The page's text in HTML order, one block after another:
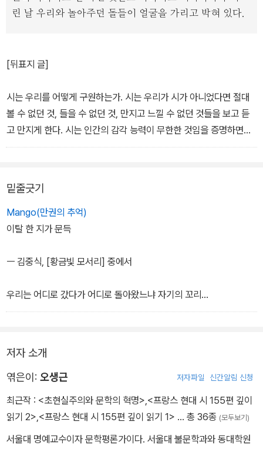
근, 조연정의 책임하에 해당 시집의 저자인 65명의 시인마다 각 2편
씩의 대표작을 골라 총 130편을 한데 묶었다.
를 불렀기 때문에 그대가 있다"의 일부를 차용하였고, 시와 함께 발문
린 날 우리와 놀아주던 돌들이 얼굴을 가리고 박혀 있다.
[뒤표지 글]
시는 우리를 어떻게 구원하는가. 시는 우리가 시가 아니었다면 절대
볼 수 없던 것, 들을 수 없던 것, 만지고 느낄 수 없던 것들을 보고 듣
고 만지게 한다. 시는 인간의 감각 능력이 무한한 것임을 증명하면서
우리의 존재론적 지평을 넓힌다. 더불어 시는 진리에 관한 인간 사유
강도로 집중하게 함으로써 결국 우리의 감각과 사유를 ‘나’의 외부로
확장하도록 한다.
만이 할 수 있는 일이 있다는 사실이 쉽게 증명되지 못하더라도, 문지
는 시의 가능을 증명하는 일을 하길 희망한다. 시가 우리를 직접 구원
하지는 못하더라도 시가 있음으로 해서 누군가의 삶이 전혀 다른 것
- 조연정 발문, 「우리가 시를 불렀기 때문에」에서
밑줄긋기
Mango(만권의 추억)
이탈 한 지가 문득
ㅡ 김중식, [황금빛 모서리] 중에서
우리는 어디로 갔다가 어디로 돌아왔느냐 자기의 꼬리
를 물고 뱅뱅 돌았을 뿐이다 대낮보다 찬란한 태양도 궤
집도 절도 죽도 밥도 다 떨어져 빈몸으로 돌아왔을때 나
는 보았다 단 한 번 궤도를 이탈함으로써 두 번 다시 궤
도에 진입하지 못할지라도 캄캄한 하늘에 획을 긋는 별,
그 똥, 짧지만, 그래도 획을 그을수 있는, 포기한 자 그래
저자 소개
엮은이: 오생근 저자파일 신간알림 신청
최근작 : <초현실주의와 문학의 혁명>,<프랑스 현대 시 155편 깊이
읽기 2>,<프랑스 현대 시 155편 깊이 읽기 1> … 총 36종 (모두보기)
서울대 명예교수이자 문학평론가이다. 서울대 불문학과와 동대학원